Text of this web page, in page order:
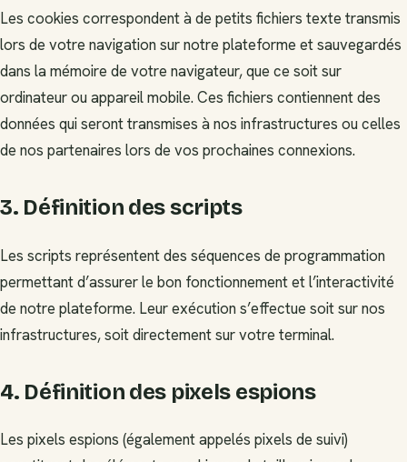
Les cookies correspondent à de petits fichiers texte transmis
lors de votre navigation sur notre plateforme et sauvegardés
dans la mémoire de votre navigateur, que ce soit sur
ordinateur ou appareil mobile. Ces fichiers contiennent des
données qui seront transmises à nos infrastructures ou celles
de nos partenaires lors de vos prochaines connexions.
3. Définition des scripts
Les scripts représentent des séquences de programmation
permettant d’assurer le bon fonctionnement et l’interactivité
de notre plateforme. Leur exécution s’effectue soit sur nos
infrastructures, soit directement sur votre terminal.
4. Définition des pixels espions
Les pixels espions (également appelés pixels de suivi)